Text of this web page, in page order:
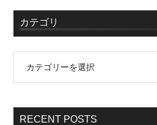
カテゴリ
RECENT POSTS